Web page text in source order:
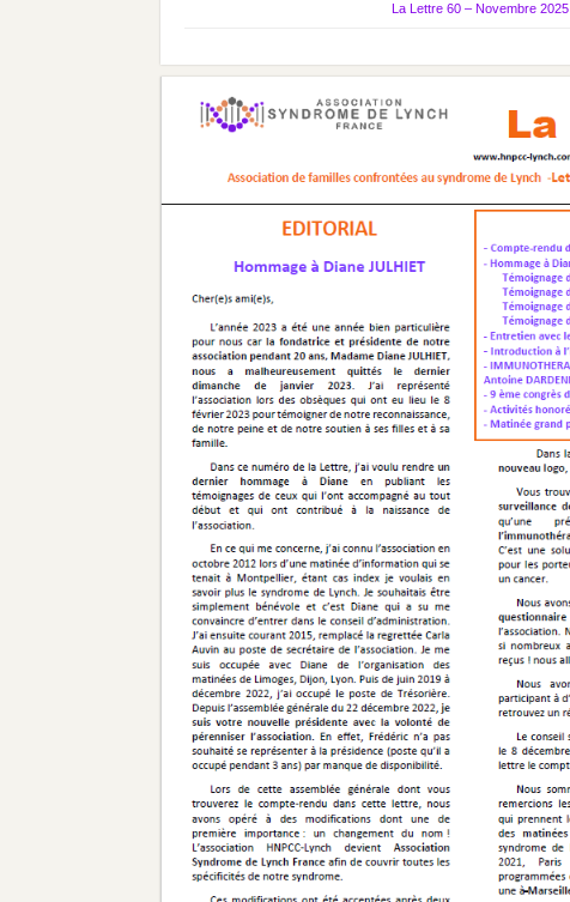
La Lettre 60 – Novembre 2025